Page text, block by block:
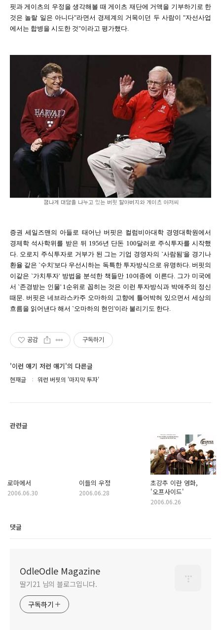
핏과 게이츠의 우정을 생각해볼 때 게이츠 재단에 거액을 기부하기로 한
것은 놀랄 일은 아니다"라면서 경제계의 거목이던 두 사람이 "자선사업
에서는 합병을 시도한 것"이라고 평가했다.
증권 세일즈맨의 아들로 태어난 버핏은 컬럼비아대학 경영대학원에서
경제학 석사학위를 받은 뒤 1956년 단돈 100달러로 주식투자를 시작했
다. 오로지 주식투자로 거부가 된 그는 기업 경영자의 `사람됨'을 경기나
환율 같은 `수치'보다 우선시하는 독특한 투자방식으로 유명하다. 버핏의
이같은 `가치투자' 방법을 분석한 책들만 10여종에 이른다. 그가 미국에
서 `존경받는 인물' 1순위로 꼽히는 것은 이런 투자방식과 박애주의 정신
때문. 버핏은 네브라스카주 오마하의 고향에 틀어박혀 있으면서 세상의
흐름을 읽어낸다 해서 `오마하의 현인'이라 불리기도 한다.
공감 구독하기
'이런 얘기 저런 얘기'의 다른글
현재글 워런 버핏의 '마지막 투자'
관련글
로마에서
2006.06.30
이들의 우정
2006.06.28
초강추 이란 영화,
'오프사이드'
2006.06.26
댓글
OdleOdle Magazine
딸기21 님의 블로그입니다.
구독하기